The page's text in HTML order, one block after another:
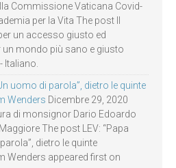
Commissione Vaticana Covid-
per la Vita The post Il
un accesso giusto ed
un mondo più sano e giusto
Italiano.
uomo di parola”, dietro le quinte
Wenders Dicembre 29, 2020
di monsignor Dario Edoardo
The post LEV: “Papa
dietro le quinte
Wenders appeared first on